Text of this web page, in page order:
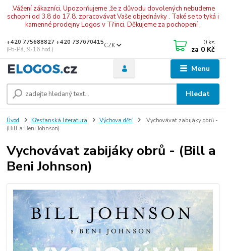
.Vážení zákazníci, Upozorňujeme ,že z důvodu dovolených nebudeme
schopni od 3.8 do 17.8. zpracovávat Vaše objednávky . Také se to tyká i
kamenné prodejny Logos v Třinci. Děkujeme za pochopení .
Menu
CZK
Hledat
+420 775688827 +420 737670415
(Po-Pá, 9-16 hod.)
0 ks
za 0 Kč
Úvod Křesťanská literatura Výchova dětí
Vychovávat zabijáky obrů -
(Bill a Beni Johnson)
Vychovávat zabijáky obrů - (Bill a
Beni Johnson)